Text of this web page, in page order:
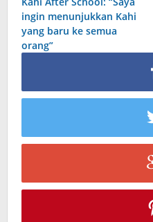
navigation
ingin menunjukkan Kahi
yang baru ke semua
orang”